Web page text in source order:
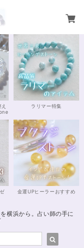
ラリマー特集
金運UPヒーラーおすすめ
横浜から。占い師の手に